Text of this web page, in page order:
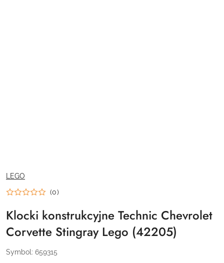
NAZWA
PRODUCENTA:
LEGO
(0)
Klocki konstrukcyjne Technic Chevrolet
Corvette Stingray Lego (42205)
Symbol: 659315